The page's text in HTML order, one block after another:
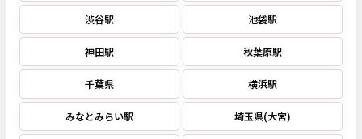
渋谷駅 池袋駅
神田駅 秋葉原駅
千葉県 横浜駅
みなとみらい駅 埼玉県(大宮)